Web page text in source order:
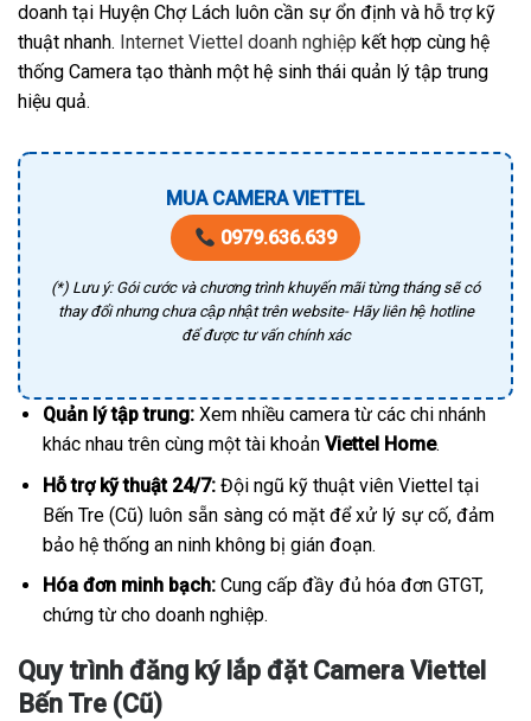
doanh tại Huyện Chợ Lách luôn cần sự ổn định và hỗ trợ kỹ
thuật nhanh. Internet Viettel doanh nghiệp kết hợp cùng hệ
thống Camera tạo thành một hệ sinh thái quản lý tập trung
hiệu quả.
MUA CAMERA VIETTEL
0979.636.639
(*) Lưu ý: Gói cước và chương trình khuyến mãi từng tháng sẽ có
thay đổi nhưng chưa cập nhật trên website- Hãy liên hệ hotline
để được tư vấn chính xác
Quản lý tập trung:Xem nhiều camera từ các chi nhánh
khác nhau trên cùng một tài khoản Viettel Home.
Hỗ trợ kỹ thuật 24/7:Đội ngũ kỹ thuật viên Viettel tại
Bến Tre (Cũ) luôn sẵn sàng có mặt để xử lý sự cố, đảm
bảo hệ thống an ninh không bị gián đoạn.
Hóa đơn minh bạch:Cung cấp đầy đủ hóa đơn GTGT,
chứng từ cho doanh nghiệp.
Quy trình đăng ký lắp đặt Camera Viettel
Bến Tre (Cũ)